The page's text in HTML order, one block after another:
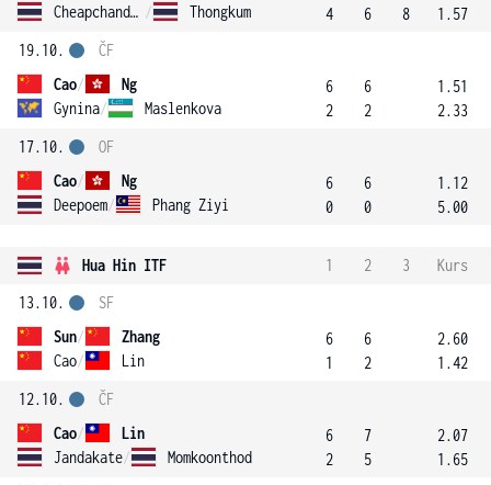
Cheapchandej / Thongkum
4
6
8
1.57
19.10.
Cao/
Ng
Gynina/ Maslenkova
ČF
6
2
6
2
1.51
2.33
17.10.
Cao/
Ng
Deepoem/ Phang Ziyi
OF
6
0
6
0
1.12
5.00
Hua Hin ITF 1 2 3
Kurs
13.10.
Sun/
Zhang
Cao/ Lin
SF
6
1
6
2
2.60
1.42
12.10.
Cao/
Lin
Jandakate/ Momkoonthod
ČF
6
2
7
5
2.07
1.65